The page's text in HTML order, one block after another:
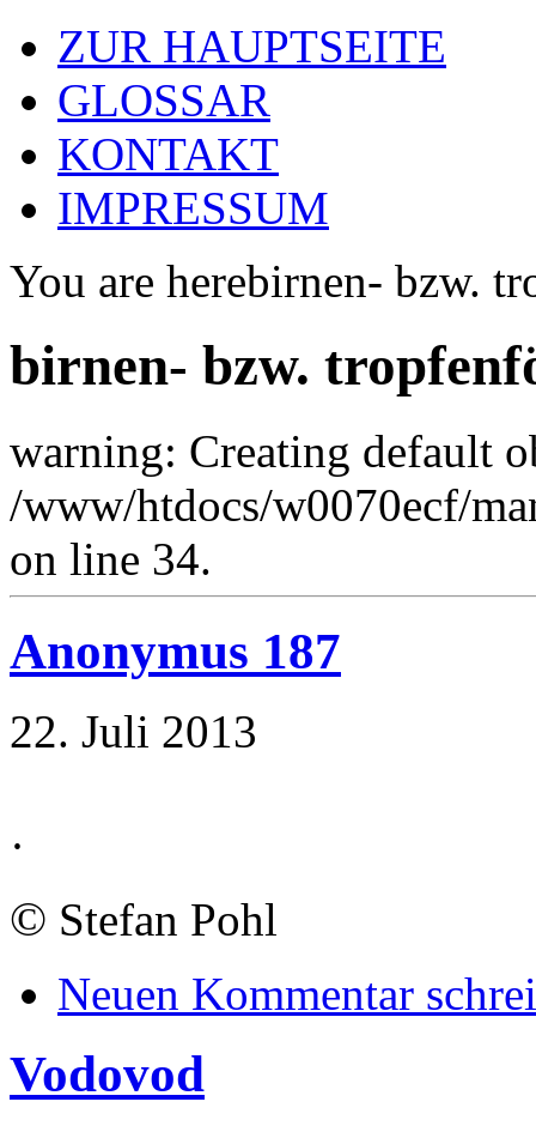
ZUR HAUPTSEITE
GLOSSAR
KONTAKT
IMPRESSUM
You are herebirnen- bzw.
birnen- bzw.
warning: Creating default
/www/htdocs/w0070ecf/
on line 34.
Anonymus 187
22. Juli 2013
·
© Stefan Pohl
Neuen Kommentar
Vodovod